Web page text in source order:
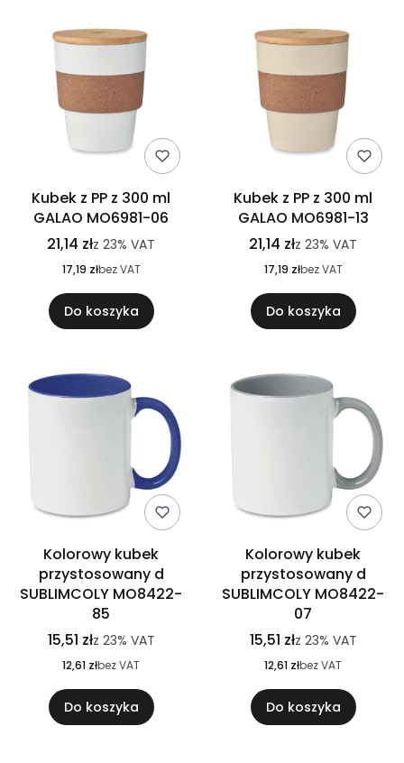
Kubek z PP z 300 ml
GALAO MO6981-06
21,14 złz 23% VAT
17,19 złbez VAT
Do koszyka
Kubek z PP z 300 ml
GALAO MO6981-13
21,14 złz 23% VAT
17,19 złbez VAT
Do koszyka
Kolorowy kubek
przystosowany d
SUBLIMCOLY MO8422-
85
15,51 złz 23% VAT
12,61 złbez VAT
Do koszyka
Kolorowy kubek
przystosowany d
SUBLIMCOLY MO8422-
07
15,51 złz 23% VAT
12,61 złbez VAT
Do koszyka